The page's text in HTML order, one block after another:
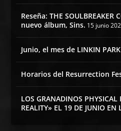
Reseña: THE SOULBREAKER
nuevo álbum, Sins. 15 junio
Junio, el mes de LINKIN PARK
Horarios del Resurrection
LOS GRANADINOS PHYSICAL
REALITY» EL 19 DE JUNIO EN